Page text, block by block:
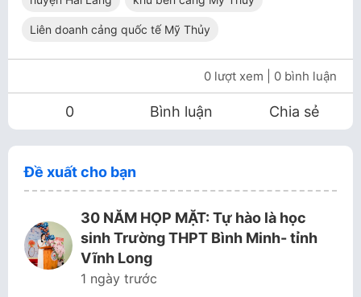
Liên doanh cảng quốc tế Mỹ Thủy
0 lượt xem | 0 bình luận
0 Bình luận Chia sẻ
Đề xuất cho bạn
30 NĂM HỌP MẶT: Tự hào là học
sinh Trường THPT Bình Minh- tỉnh
Vĩnh Long
1 ngày trước